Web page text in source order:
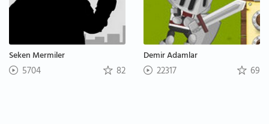
Seken Mermiler
5704 82
Demir Adamlar
22317 69